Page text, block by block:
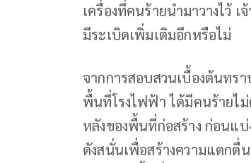
เครื่องที่คนร้ายนำมาวางไว้
มีระเบิดเพิ่มเติมอีกหรือไม่
จากการสอบสวนเบื้องต้นท
พื้นที่โรงไฟฟ้า ได้มีคนร้ายไ
หลังของพื้นที่ก่อสร้าง ก่อนแบ่
ดังสนั่นเพื่อสร้างความแตก